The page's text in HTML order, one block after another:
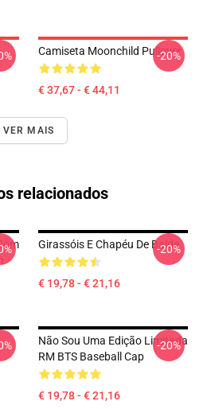
Camiseta Moonchild Pullover
€ 37,67 - € 44,11
-20%
VER MAIS
relacionados
Girassóis E Chapéu De Balde
€ 19,78 - € 21,16
-20%
Não Sou Uma Edição Limitada
RM BTS Baseball Cap
€ 19,78 - € 21,16
-20%